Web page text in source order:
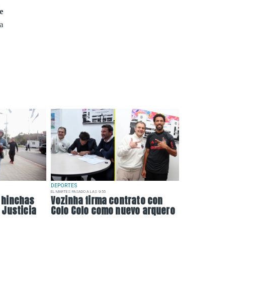
Justicia
DEPORTES
EL MARTES PASADO A LAS 9:55
Vozinha firma contrato con
Colo Colo como nuevo arquero